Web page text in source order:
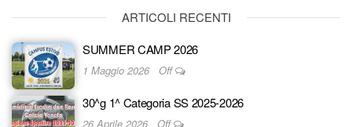
ARTICOLI RECENTI
SUMMER CAMP 2026
1 Maggio 2026 Off
30^g 1^ Categoria SS 2025-2026
26 Aprile 2026 Off